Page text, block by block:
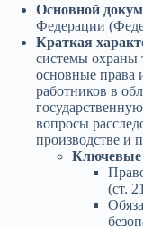
Основной
Федерации
Краткая
системы охраны
основные права
работников в
вопросы
производстве и
Ключевые
(ст.